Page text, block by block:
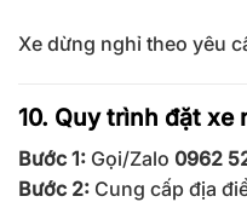
Xe dừng nghỉ theo yêu
10. Quy trình đặt xe
Bước 1: Gọi/Zalo 0962
Bước 2: Cung cấp địa